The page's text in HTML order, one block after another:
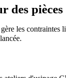
des
les contraintes